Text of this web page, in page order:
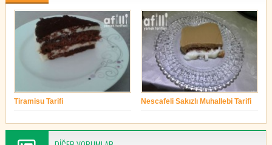
Tiramisu Tarifi
Nescafeli Sakızlı Muhallebi Tarifi